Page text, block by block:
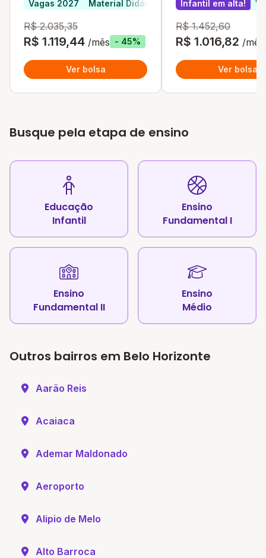
Vagas 2027 Material Didático Incluso Infantil em
R$ 2.035,35
R$ 1.119,44 /mês - 45%
Ver bolsa
Infantil em alta!
R$ 1.452,60
R$ 1.016,82 /mês
Ver bolsa
Busque pela etapa de ensino
Educação
Infantil
Ensino
Fundamental I
Ensino
Fundamental II
Ensino
Médio
Outros bairros em Belo Horizonte
Aarão Reis
Acaiaca
Ademar Maldonado
Aeroporto
Alipio de Melo
Alto Barroca